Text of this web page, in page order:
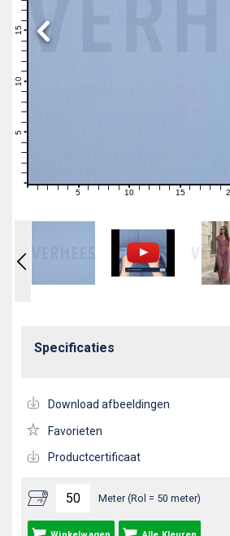
11
16
1 2 3 4 6 7 89 11121314 16171819
Meter (Rol = 50 meter)
Specificaties
Download afbeeldingen
Favorieten
Productcertificaat